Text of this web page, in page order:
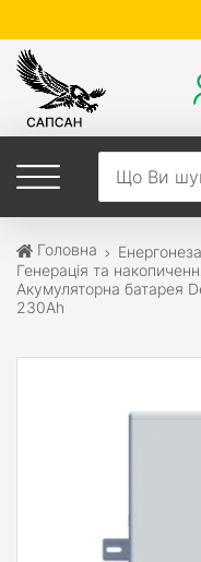
Головна
Генерація та
Акумуляторна батарея
230Ah